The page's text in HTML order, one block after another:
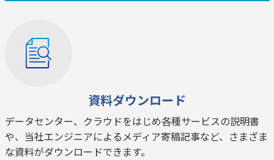
資料ダウンロード
データセンター、クラウドをはじめ各種サービスの説明書
や、当社エンジニアによるメディア寄稿記事など、さまざま
な資料がダウンロードできます。